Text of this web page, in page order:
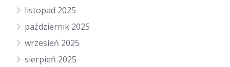
listopad 2025
październik 2025
wrzesień 2025
sierpień 2025